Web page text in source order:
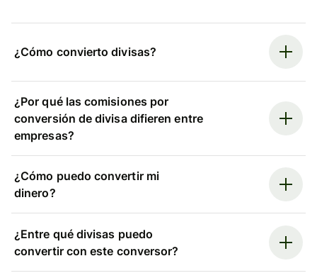
¿Cómo convierto divisas?
¿Por qué las comisiones por
conversión de divisa difieren entre
empresas?
¿Cómo puedo convertir mi
dinero?
¿Entre qué divisas puedo
convertir con este conversor?